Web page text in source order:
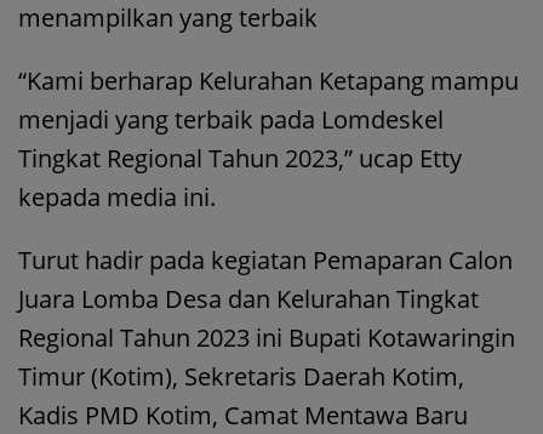
menampilkan yang terbaik
“Kami berharap Kelurahan Ketapang mampu
menjadi yang terbaik pada Lomdeskel
Tingkat Regional Tahun 2023,” ucap Etty
kepada media ini.
Turut hadir pada kegiatan Pemaparan Calon
Juara Lomba Desa dan Kelurahan Tingkat
Regional Tahun 2023 ini Bupati Kotawaringin
Timur (Kotim), Sekretaris Daerah Kotim,
Kadis PMD Kotim, Camat Mentawa Baru